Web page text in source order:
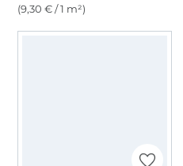
(9,30 € / 1 m²)